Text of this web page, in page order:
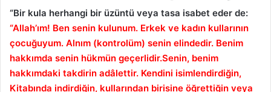
“Bir kula herhangi bir üzüntü veya tasa isabet eder de:
“Allah’ım! Ben senin kulunum. Erkek ve kadın kullarının
çocuğuyum. Alnım (kontrolüm) senin elindedir. Benim
hakkımda senin hükmün geçerlidir.Senin, benim
hakkımdaki takdirin adâlettir. Kendini isimlendirdiğin,
Kitabında indirdiğin, kullarından birisine öğrettiğin veya